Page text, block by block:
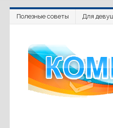
Полезные советы Для